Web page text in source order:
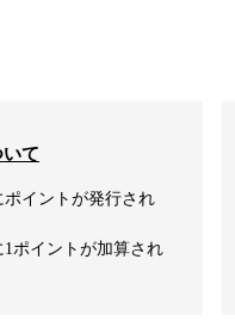
て
イントが発行され
ポイントが加算され